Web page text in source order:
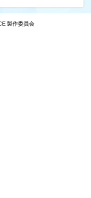
製作委員会